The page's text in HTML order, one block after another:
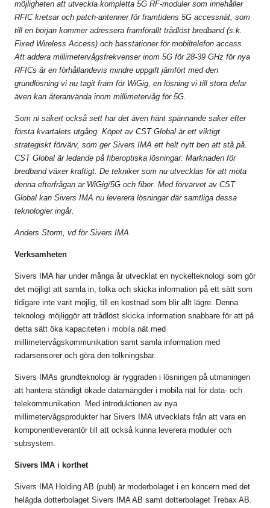
möjligheten att utveckla kompletta 5G RF-moduler som innehåller
RFIC kretsar och patch-antenner för framtidens 5G accessnät, som
till en början kommer adressera framförallt trådlöst bredband (s.k.
Fixed Wireless Access) och basstationer för mobiltelefon access.
Att addera millimetervågsfrekvenser inom 5G för 28-39 GHz för nya
RFICs är en förhållandevis mindre uppgift jämfört med den
grundlösning vi nu tagit fram för WiGig, en lösning vi till stora delar
även kan återanvända inom millimetervåg för 5G.
Som ni säkert också sett har det även hänt spännande saker efter
första kvartalets utgång. Köpet av CST Global är ett viktigt
strategiskt förvärv, som ger Sivers IMA ett helt nytt ben att stå på.
CST Global är ledande på fiberoptiska lösningar. Marknaden för
bredband växer kraftigt. De tekniker som nu utvecklas för att möta
denna efterfrågan är WiGig/5G och fiber. Med förvärvet av CST
Global kan Sivers IMA nu leverera lösningar där samtliga dessa
teknologier ingår.
Anders Storm, vd för Sivers IMA
Verksamheten
Sivers IMA har under många år utvecklat en nyckelteknologi som gör
det möjligt att samla in, tolka och skicka information på ett sätt som
tidigare inte varit möjlig, till en kostnad som blir allt lägre. Denna
teknologi möjliggör att trådlöst skicka information snabbare för att på
detta sätt öka kapaciteten i mobila nät med
millimetervågskommunikation samt samla information med
radarsensorer och göra den tolkningsbar.
Sivers IMAs grundteknologi är ryggraden i lösningen på utmaningen
att hantera ständigt ökade datamängder i mobila nät för data- och
telekommunikation. Med introduktionen av nya
millimetervågsprodukter har Sivers IMA utvecklats från att vara en
komponentleverantör till att också kunna leverera moduler och
subsystem.
Sivers IMA i korthet
Sivers IMA Holding AB (publ) är moderbolaget i en koncern med det
helägda dotterbolaget Sivers IMA AB samt dotterbolaget Trebax AB.